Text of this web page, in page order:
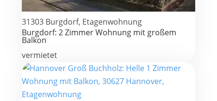
31303 Burgdorf, Etagenwohnung
Burgdorf: 2 Zimmer Wohnung mit großem
Balkon
vermietet